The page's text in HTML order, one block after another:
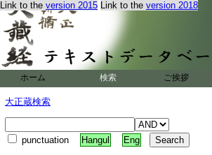
Link to the version 2015 Link to the version 2018
ホーム 検索 ご挨拶
大正蔵検索
punctuation Hangul Eng